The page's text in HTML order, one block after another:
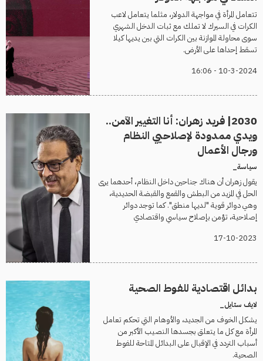
تتعامل المرأة في مواجهة الدولار، مثلما يتعامل لاعب
الكرات في السيرك لا تملك مع ثبات الدخل الشهري
سوى محاولة الموازنة بين الكرات التي بين يديها كيلا
تسقط إحداها على الأرض.
10-3-2024 - 16:06
2030| فريد زهران: أنا التغيير الآمن..
ويدي ممدودة لإصلاحيي النظام
ورجال الأعمال
سياسة_
يقول زهران أن هناك جناحين داخل النظام، أحدهما يرى
الحل في المزيد من البطش والقمع والقبضة الحديدية،
وهي دوائر قوية "لديها منطق". كما توجد دوائر
إصلاحية، تؤمن بإصلاح سياسي واقتصادي
17-10-2023
بدائل اقتصادية للفوط الصحية
لايف ستايل_
يشكل الخوف من الجديد، والأوهام التي تحكم تعامل
المرأة مع كل ما يتعلق بجسدها النصيب الأكبر من
أسباب التردد في الإقبال على البدائل المتاحة للفوط
الصحية.